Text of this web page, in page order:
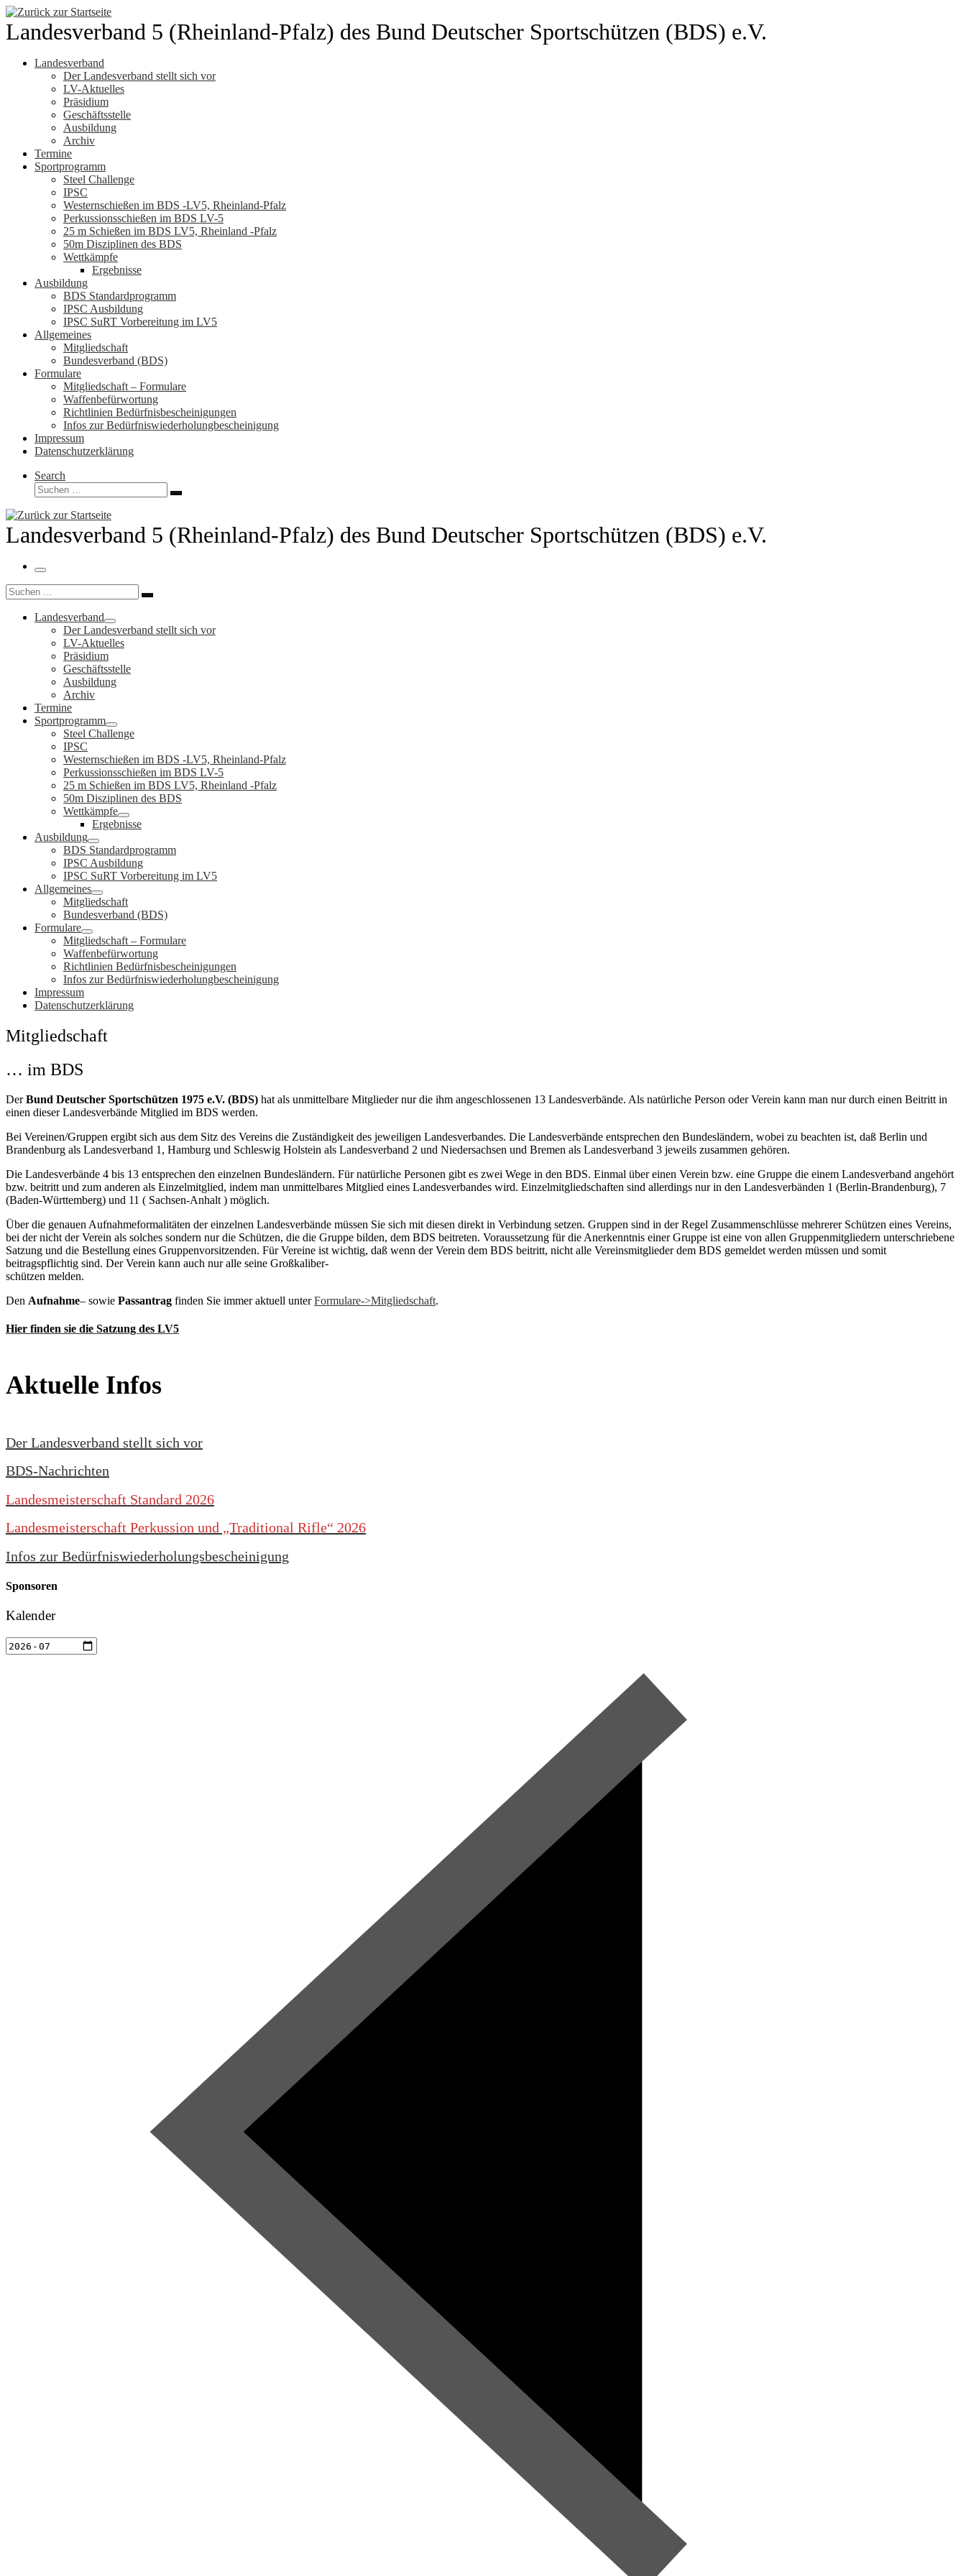
Zum
Inhalt
springen
Landesverband 5 (Rheinland-Pfalz) des Bund Deutscher Sportschützen (BDS) e.V.
Landesverband
Der Landesverband stellt sich vor
LV-Aktuelles
Präsidium
Geschäftsstelle
Ausbildung
Archiv
Termine
Sportprogramm
Steel Challenge
IPSC
Westernschießen im BDS -LV5, Rheinland-Pfalz
Perkussionsschießen im BDS LV-5
25 m Schießen im BDS LV5, Rheinland -Pfalz
50m Disziplinen des BDS
Wettkämpfe
Ergebnisse
Ausbildung
BDS Standardprogramm
IPSC Ausbildung
IPSC SuRT Vorbereitung im LV5
Allgemeines
Mitgliedschaft
Bundesverband (BDS)
Formulare
Mitgliedschaft – Formulare
Waffenbefürwortung
Richtlinien Bedürfnisbescheinigungen
Infos zur Bedürfniswiederholungbescheinigung
Impressum
Datenschutzerklärung
Search
Suche
Suchen …
Landesverband 5 (Rheinland-Pfalz) des Bund Deutscher Sportschützen (BDS) e.V.
Menü
Suche
Suchen …
Landesverband
Der Landesverband stellt sich vor
LV-Aktuelles
Präsidium
Geschäftsstelle
Ausbildung
Archiv
Termine
Sportprogramm
Steel Challenge
IPSC
Westernschießen im BDS -LV5, Rheinland-Pfalz
Perkussionsschießen im BDS LV-5
25 m Schießen im BDS LV5, Rheinland -Pfalz
50m Disziplinen des BDS
Wettkämpfe
Ergebnisse
Ausbildung
BDS Standardprogramm
IPSC Ausbildung
IPSC SuRT Vorbereitung im LV5
Allgemeines
Mitgliedschaft
Bundesverband (BDS)
Formulare
Mitgliedschaft – Formulare
Waffenbefürwortung
Richtlinien Bedürfnisbescheinigungen
Infos zur Bedürfniswiederholungbescheinigung
Impressum
Datenschutzerklärung
Mitgliedschaft
… im BDS
DerBund Deutscher Sportschützen 1975 e.V. (BDS) hat als unmittelbare Mitglieder nur die ihm angeschlossenen 13 Landesverbände. Als natürliche Person oder Verein kann man nur durch einen Beitritt in
einen dieser Landesverbände Mitglied im BDS werden.
Bei Vereinen/Gruppen ergibt sich aus dem Sitz des Vereins die Zuständigkeit des jeweiligen Landesverbandes. Die Landesverbände entsprechen den Bundesländern, wobei zu beachten ist, daß Berlin und
Brandenburg als Landesverband 1, Hamburg und Schleswig Holstein als Landesverband 2 und Niedersachsen und Bremen als Landesverband 3 jeweils zusammen gehören.
Die Landesverbände 4 bis 13 entsprechen den einzelnen Bundesländern. Für natürliche Personen gibt es zwei Wege in den BDS. Einmal über einen Verein bzw. eine Gruppe die einem Landesverband angehört
bzw. beitritt und zum anderen als Einzelmitglied, indem man unmittelbares Mitglied eines Landesverbandes wird. Einzelmitgliedschaften sind allerdings nur in den Landesverbänden 1 (Berlin-Brandenburg), 7
(Baden-Württemberg) und 11 ( Sachsen-Anhalt ) möglich.
Über die genauen Aufnahmeformalitäten der einzelnen Landesverbände müssen Sie sich mit diesen direkt in Verbindung setzen. Gruppen sind in der Regel Zusammenschlüsse mehrerer Schützen eines Vereins,
bei der nicht der Verein als solches sondern nur die Schützen, die die Gruppe bilden, dem BDS beitreten. Voraussetzung für die Anerkenntnis einer Gruppe ist eine von allen Gruppenmitgliedern unterschriebene
Satzung und die Bestellung eines Gruppenvorsitzenden. Für Vereine ist wichtig, daß wenn der Verein dem BDS beitritt, nicht alle Vereinsmitglieder dem BDS gemeldet werden müssen und somit
beitragspflichtig sind. Der Verein kann auch nur alle seine Großkaliber-
schützen melden.
Den Aufnahme– sowie Passantrag finden Sie immer aktuell unterFormulare->Mitgliedschaft.
Hier finden sie die Satzung des LV5
Aktuelle Infos
Der Landesverband stellt sich vor
BDS-Nachrichten
Landesmeisterschaft Standard 2026
Landesmeisterschaft Perkussion und „Traditional Rifle“ 2026
Infos zur Bedürfniswiederholungsbescheinigung
Sponsoren
Kalender